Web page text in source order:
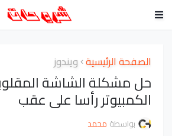
الصفحة الرئيسية ويندوز
حل مشكلة الشاشة
الكمبيوتر رأسا على عقب
بواسطة محمد